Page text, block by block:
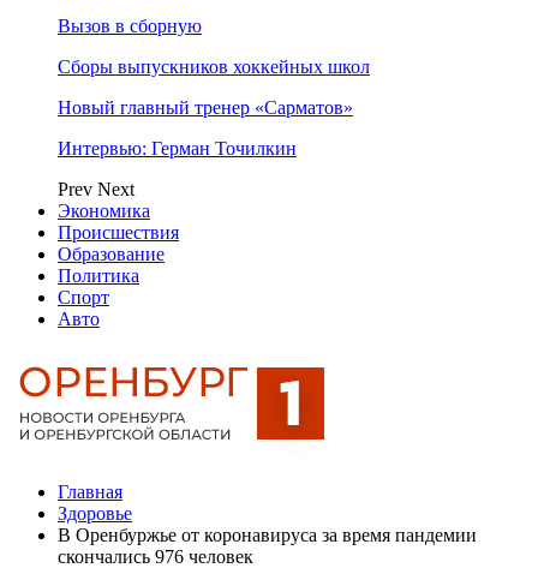
Вызов в сборную
Сборы выпускников хоккейных школ
Новый главный тренер «Сарматов»
Интервью: Герман Точилкин
Prev Next
Экономика
Происшествия
Образование
Политика
Спорт
Авто
Главная
Здоровье
В Оренбуржье от коронавируса за время пандемии
скончались 976 человек